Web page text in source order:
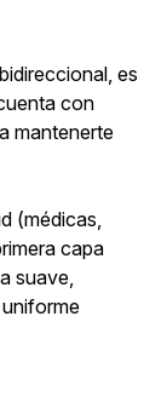
es
con
mantenerte
(médicas,
capa
suave,